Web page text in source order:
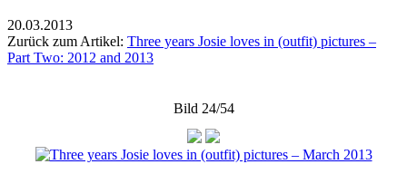
20.03.2013
Zurück zum Artikel: Three years Josie loves in (outfit) pictures –
Part Two: 2012 and 2013
Bild 24/54